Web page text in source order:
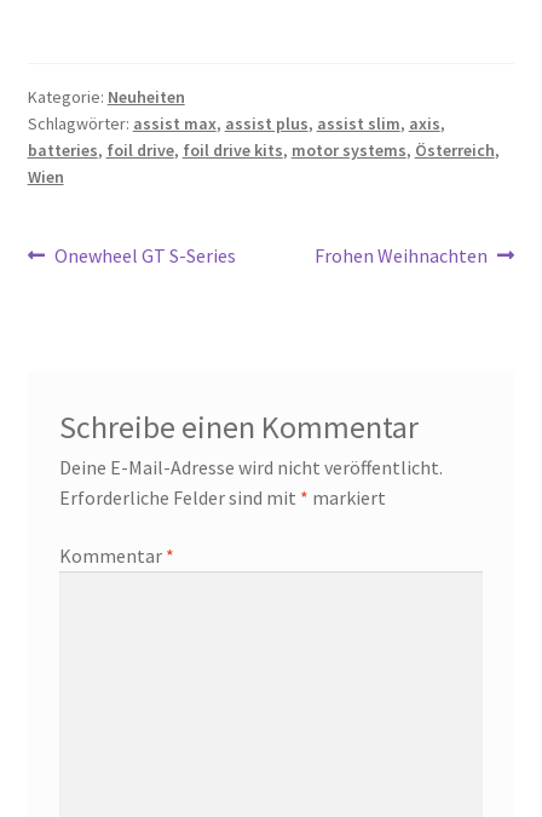
Kategorie: Neuheiten
Schlagwörter: assist max, assist plus, assist slim, axis,
batteries, foil drive, foil drive kits, motor systems, Österreich,
Wien
Beitragsnavigation
Vorheriger
Onewheel GT S-Series
Nächster
Frohen Weihnachten
Schreibe einen Kommentar
Deine E-Mail-Adresse wird nicht veröffentlicht.
Erforderliche Felder sind mit * markiert
Kommentar *